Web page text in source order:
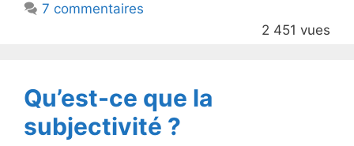
o
7 commentaires
2 451 vues
Qu’est-ce que la
subjectivité ?